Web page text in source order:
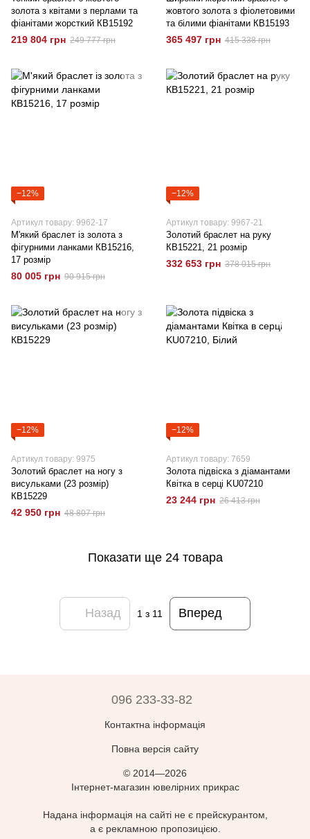
золота з квітами з перлами та
фіанітами жорсткий КВ15192
219 804 грн 249 777 грн
жовтого золота з фіолетовими
та білими фіанітами КВ15193
365 497 грн 415 338 грн
−12%
Артикул товару: 9962-17
М'який браслет із золота з
фігурними ланками КВ15216,
17 розмір
80 005 грн 90 915 грн
−12%
Артикул товару: 9967-21
Золотий браслет на руку
КВ15221, 21 розмір
332 653 грн 378 015 грн
−12%
Артикул товару: 9975
Золотий браслет на ногу з
висульками (23 розмір)
КВ15229
42 950 грн 48 807 грн
−12%
Артикул товару: 7659
Золота підвіска з діамантами
Квітка в серці KU07210
23 244 грн 26 413 грн
Показати ще 24 товара
Назад 1 з 11 Вперед
096 233-33-82
Контактна інформація
Повна версія сайту
© 2014—2026
Інтернет-магазин ювелірних прикрас
Надана інформація на сайті не є прейскурантом,
а є рекламною пропозицією.